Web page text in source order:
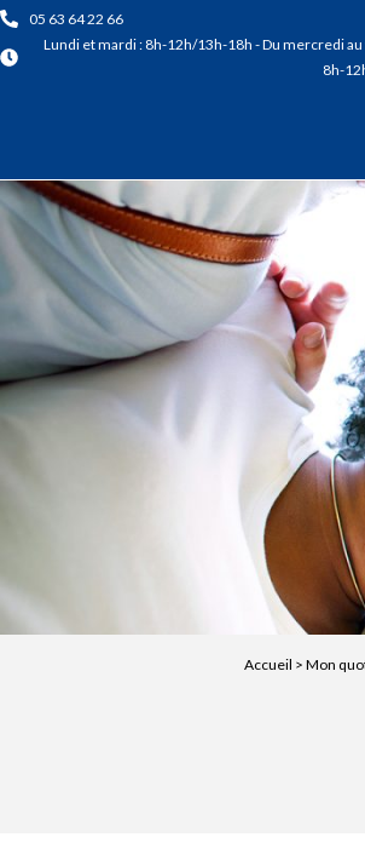
05 63 64 22 66
Lundi et mardi : 8h-12h/13h-18h - Du mercredi
8h-
Accueil > Mon